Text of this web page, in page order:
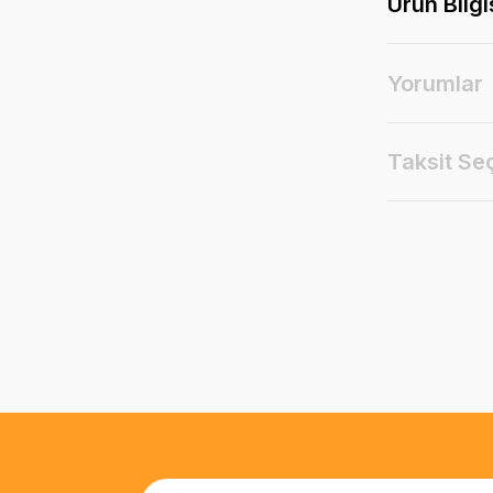
Yorumlar
Taksit